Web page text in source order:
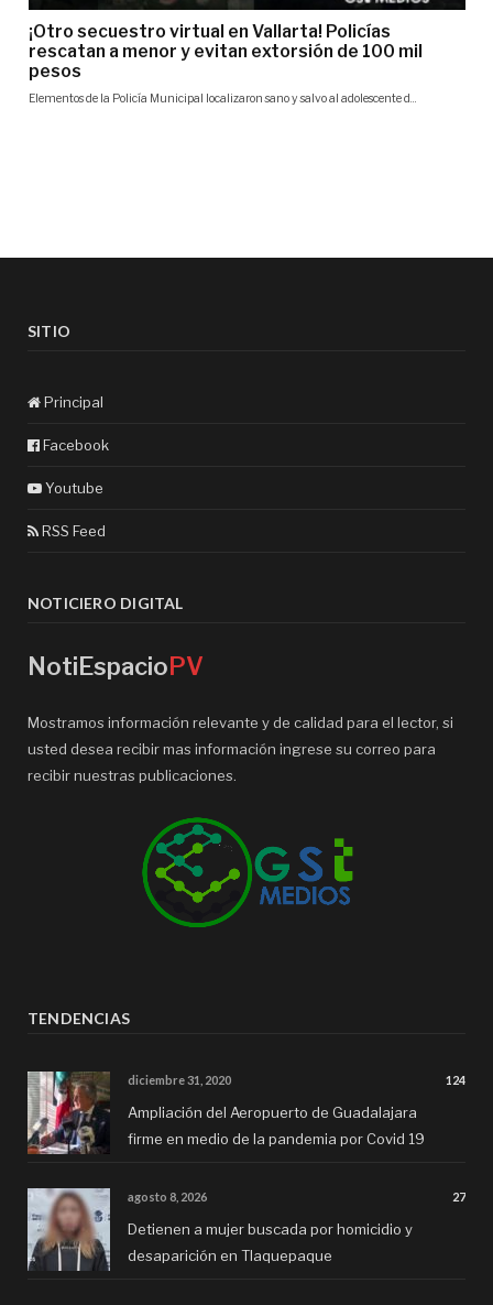
SITIO
Principal
Facebook
Youtube
RSS Feed
NOTICIERO DIGITAL
NotiEspacioPV
Mostramos información relevante y de calidad para el lector, si
usted desea recibir mas información ingrese su correo para
recibir nuestras publicaciones.
TENDENCIAS
diciembre 31, 2020 124
Ampliación del Aeropuerto de Guadalajara
firme en medio de la pandemia por Covid 19
agosto 8, 2026 27
Detienen a mujer buscada por homicidio y
desaparición en Tlaquepaque